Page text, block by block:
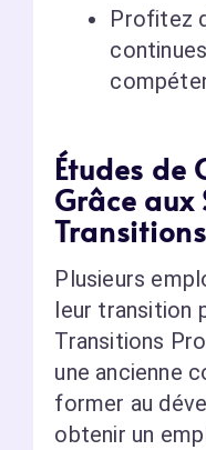
Profitez
Études de
Grâce aux
Plusieurs
leur transition
Transitions
une ancienne
former au
obtenir un